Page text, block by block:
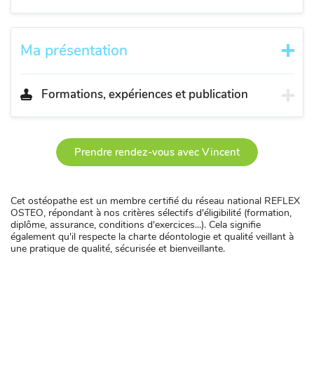
Ma présentation
Formations, expériences et publication
Prendre rendez-vous avec Vincent
Cet ostéopathe est un membre certifié du réseau national REFLEX
OSTEO, répondant à nos critères sélectifs d'éligibilité (formation,
diplôme, assurance, conditions d'exercices...). Cela signifie
également qu'il respecte la charte déontologie et qualité veillant à
une pratique de qualité, sécurisée et bienveillante.